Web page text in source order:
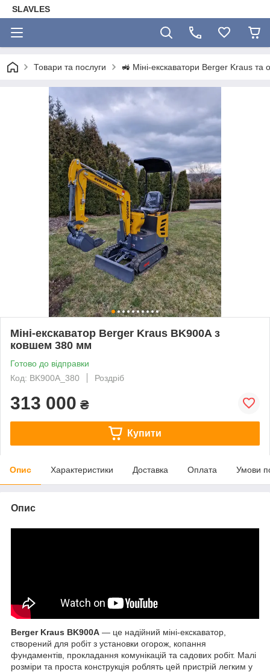
SLAVLES
Товари та послуги 🚜 Міні-екскаватори Berger Kraus та
Міні-екскаватор Berger Kraus BK900A з
ковшем 380 мм
Готово до відправки
Код: BK900A_380
Роздріб
313 000 ₴
Купити
Опис Характеристики Доставка Оплата Умови
Опис
Berger Kraus BK900A — це надійний міні-екскаватор,
створений для робіт з установки огорож, копання
фундаментів, прокладання комунікацій та садових робіт. Малі
розміри та проста конструкція роблять цей пристрій легким у